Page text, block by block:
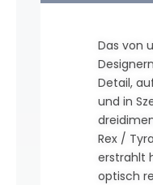
Das von
Detail,
und in
Rex /
erstrahlt
optisch